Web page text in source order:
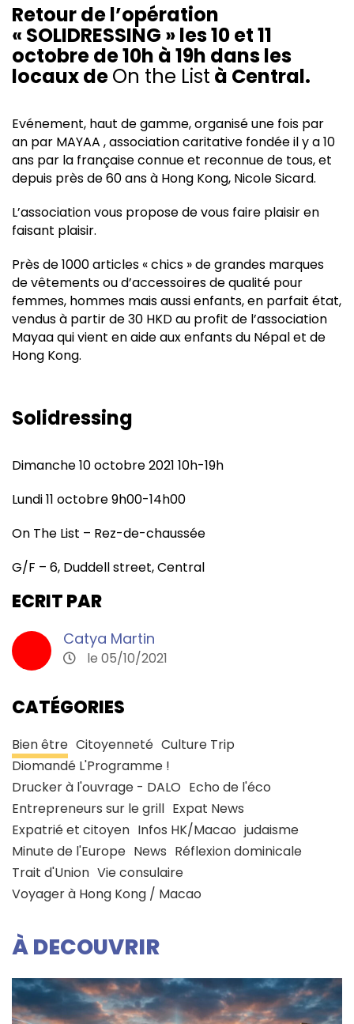
Retour de l’opération
« SOLIDRESSING » les 10 et 11
octobre de 10h à 19h dans les
locaux deOn the List à Central.
Evénement, haut de gamme, organisé une fois par
an par MAYAA , association caritative fondée il y a 10
ans par la française connue et reconnue de tous, et
depuis près de 60 ans à Hong Kong, Nicole Sicard.
L’association vous propose de vous faire plaisir en
faisant plaisir.
Près de 1000 articles « chics » de grandes marques
de vêtements ou d’accessoires de qualité pour
femmes, hommes mais aussi enfants, en parfait état,
vendus à partir de 30 HKD au profit de l’association
Mayaa qui vient en aide aux enfants du Népal et de
Hong Kong.
Solidressing
Dimanche 10 octobre 2021 10h-19h
Lundi 11 octobre 9h00-14h00
On The List – Rez-de-chaussée
G/F – 6, Duddell street, Central
ECRIT PAR
Catya Martin
le 05/10/2021
CATÉGORIES
Bien être Citoyenneté Culture Trip
Diomandé L'Programme !
Drucker à l'ouvrage - DALO Echo de l'éco
Entrepreneurs sur le grill Expat News
Expatrié et citoyen Infos HK/Macao judaisme
Minute de l'Europe News Réflexion dominicale
Trait d'Union Vie consulaire
Voyager à Hong Kong / Macao
À DECOUVRIR